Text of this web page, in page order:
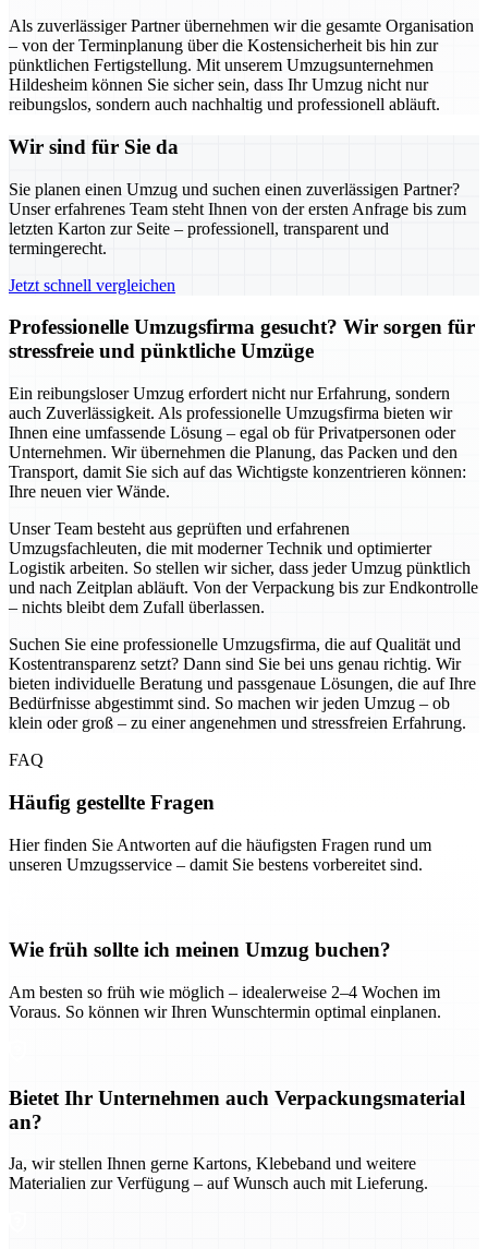
Als zuverlässiger Partner übernehmen wir die gesamte Organisation
– von der Terminplanung über die Kostensicherheit bis hin zur
pünktlichen Fertigstellung. Mit unserem Umzugsunternehmen
Hildesheim können Sie sicher sein, dass Ihr Umzug nicht nur
reibungslos, sondern auch nachhaltig und professionell abläuft.
Wir sind für Sie da
Sie planen einen Umzug und suchen einen zuverlässigen Partner?
Unser erfahrenes Team steht Ihnen von der ersten Anfrage bis zum
letzten Karton zur Seite – professionell, transparent und
termingerecht.
Jetzt schnell vergleichen
Professionelle Umzugsfirma gesucht? Wir sorgen für
stressfreie und pünktliche Umzüge
Ein reibungsloser Umzug erfordert nicht nur Erfahrung, sondern
auch Zuverlässigkeit. Als professionelle Umzugsfirma bieten wir
Ihnen eine umfassende Lösung – egal ob für Privatpersonen oder
Unternehmen. Wir übernehmen die Planung, das Packen und den
Transport, damit Sie sich auf das Wichtigste konzentrieren können:
Ihre neuen vier Wände.
Unser Team besteht aus geprüften und erfahrenen
Umzugsfachleuten, die mit moderner Technik und optimierter
Logistik arbeiten. So stellen wir sicher, dass jeder Umzug pünktlich
und nach Zeitplan abläuft. Von der Verpackung bis zur Endkontrolle
– nichts bleibt dem Zufall überlassen.
Suchen Sie eine professionelle Umzugsfirma, die auf Qualität und
Kostentransparenz setzt? Dann sind Sie bei uns genau richtig. Wir
bieten individuelle Beratung und passgenaue Lösungen, die auf Ihre
Bedürfnisse abgestimmt sind. So machen wir jeden Umzug – ob
klein oder groß – zu einer angenehmen und stressfreien Erfahrung.
FAQ
Häufig gestellte Fragen
Hier finden Sie Antworten auf die häufigsten Fragen rund um
unseren Umzugsservice – damit Sie bestens vorbereitet sind.
Wie früh sollte ich meinen Umzug buchen?
Am besten so früh wie möglich – idealerweise 2–4 Wochen im
Voraus. So können wir Ihren Wunschtermin optimal einplanen.
Bietet Ihr Unternehmen auch Verpackungsmaterial
an?
Ja, wir stellen Ihnen gerne Kartons, Klebeband und weitere
Materialien zur Verfügung – auf Wunsch auch mit Lieferung.